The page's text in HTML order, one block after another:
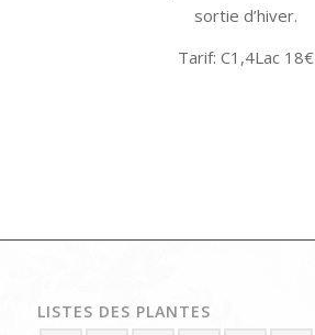
sortie d’hiver.
Tarif: C1,4Lac 18€
LISTES DES PLANTES